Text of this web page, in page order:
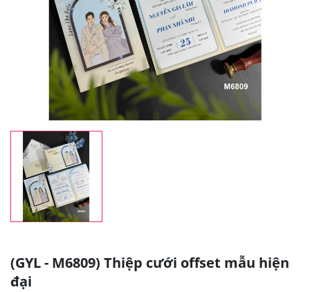
(GYL - M6809) Thiệp cưới offset mẫu hiện
đại